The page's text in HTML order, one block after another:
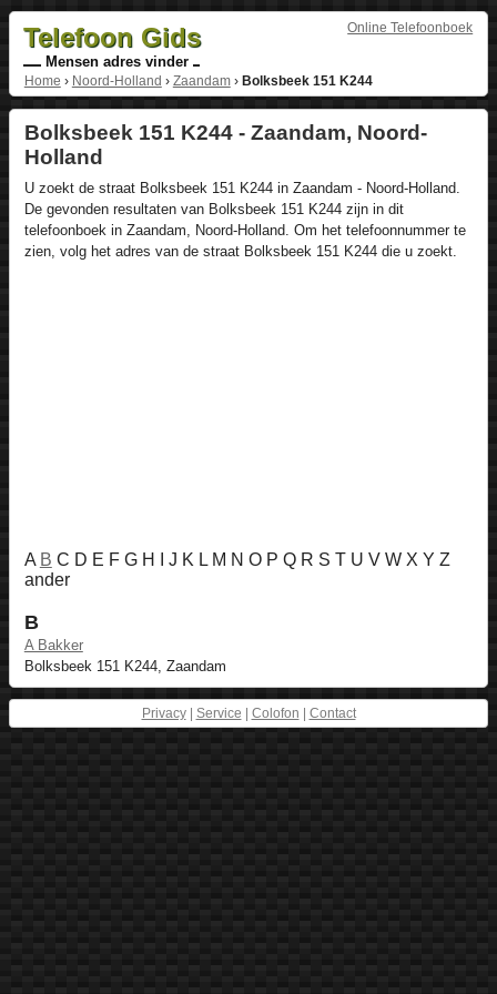
Online Telefoonboek
Telefoon Gids
Mensen adres vinder
Home › Noord-Holland › Zaandam› Bolksbeek 151 K244
Bolksbeek 151 K244 - Zaandam, Noord-
Holland
U zoekt de straat Bolksbeek 151 K244 in Zaandam - Noord-Holland.
De gevonden resultaten van Bolksbeek 151 K244 zijn in dit
telefoonboek in Zaandam, Noord-Holland. Om het telefoonnummer te
zien, volg het adres van de straat Bolksbeek 151 K244 die u zoekt.
A B C D E F G H I J K L M N O P Q R S T U V W X Y Z
ander
B
A Bakker
Bolksbeek 151 K244, Zaandam
Privacy| Service Colofon Contact